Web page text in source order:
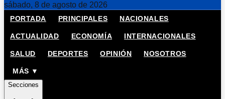
sábado, 8 de agosto de 2026
PORTADA PRINCIPALES NACIONALES
ACTUALIDAD ECONOMÍA INTERNACIONALES
SALUD DEPORTES OPINIÓN NOSOTROS
MÁS ▼
Secciones